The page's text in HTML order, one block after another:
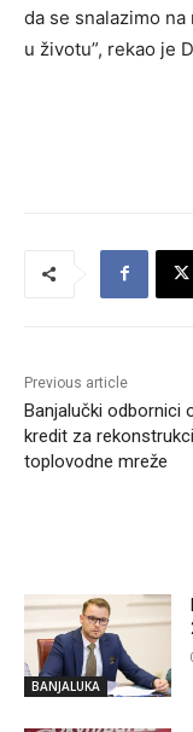
da se snalazimo
u životu”, rekao je
Previous article
Banjalučki odbornici
kredit za
toplovodne mreže
BANJALUKA